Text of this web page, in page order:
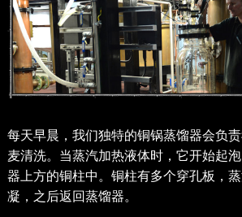
每天早晨，我们独特的铜锅蒸馏器会负
麦清洗。当蒸汽加热液体时，它开始起
器上方的铜柱中。铜柱有多个穿孔板，
凝，之后返回蒸馏器。